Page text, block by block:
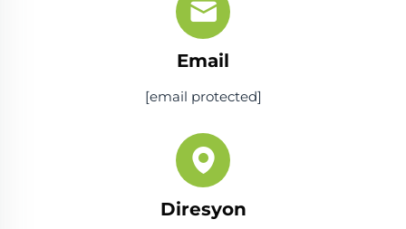
Email
[email protected]
Diresyon